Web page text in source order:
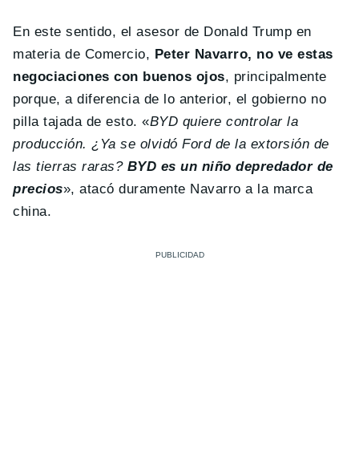
En este sentido, el asesor de Donald Trump en
materia de Comercio, Peter Navarro, no ve estas
negociaciones con buenos ojos, principalmente
porque, a diferencia de lo anterior, el gobierno no
pilla tajada de esto. «BYD quiere controlar la
producción. ¿Ya se olvidó Ford de la extorsión de
las tierras raras? BYD es un niño depredador de
precios», atacó duramente Navarro a la marca
china.